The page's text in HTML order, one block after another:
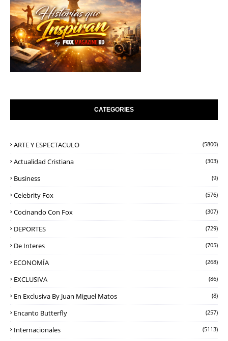
CATEGORIES
ARTE Y ESPECTACULO (5800)
Actualidad Cristiana (303)
Business (9)
Celebrity Fox (576)
Cocinando Con Fox (307)
DEPORTES (729)
De Interes (705)
ECONOMÍA (268)
EXCLUSIVA (86)
En Exclusiva By Juan Miguel Matos (8)
Encanto Butterfly (257)
Internacionales (5113)